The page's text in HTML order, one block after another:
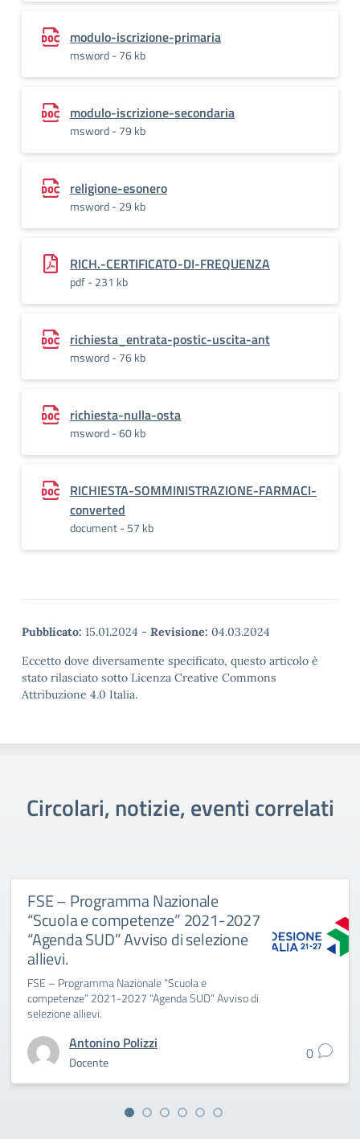
modulo-iscrizione-primaria
msword - 76 kb
modulo-iscrizione-secondaria
msword - 79 kb
religione-esonero
msword - 29 kb
RICH.-CERTIFICATO-DI-FREQUENZA
pdf - 231 kb
richiesta_entrata-postic-uscita-ant
msword - 76 kb
richiesta-nulla-osta
msword - 60 kb
RICHIESTA-SOMMINISTRAZIONE-FARMACI-
converted
document - 57 kb
Pubblicato: 15.01.2024 - Revisione: 04.03.2024
Eccetto dove diversamente specificato, questo articolo è
stato rilasciato sotto Licenza Creative Commons
Attribuzione 4.0 Italia.
Circolari, notizie, eventi correlati
FSE – Programma Nazionale
“Scuola e competenze” 2021-2027
“Agenda SUD” Avviso di selezione
allievi.
FSE – Programma Nazionale “Scuola e
competenze” 2021-2027 “Agenda SUD” Avviso di
selezione allievi.
Antonino Polizzi
Docente 0